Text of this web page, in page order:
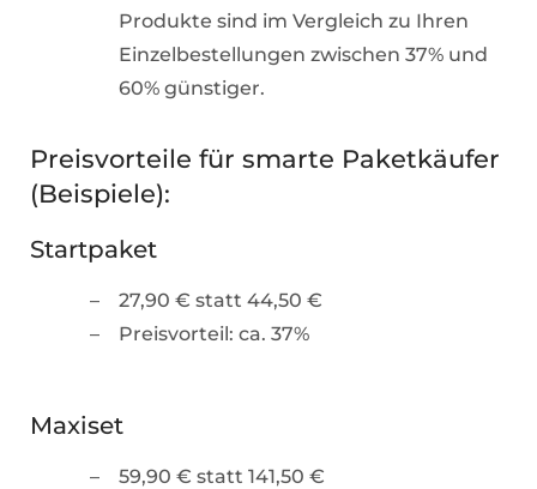
Produkte sind im Vergleich zu Ihren
Einzelbestellungen zwischen 37% und
60% günstiger.
Preisvorteile für smarte Paketkäufer
(Beispiele):
Startpaket
27,90 € statt 44,50 €
Preisvorteil: ca. 37%
Maxiset
59,90 € statt 141,50 €